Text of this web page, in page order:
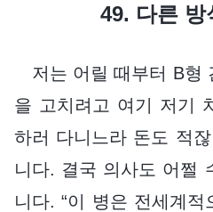
49. 다른 방
저는 어릴 때부터 B형
을 고치려고 여기 저기
하러 다니느라 돈도 적
니다. 결국 의사도 어쩔
니다. “이 병은 전세계